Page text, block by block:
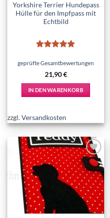
Yorkshire Terrier Hundepass
Hülle für den Impfpass mit
Echtbild
mit5von
geprüfte Gesamtbewertungen
21,90€
IN DEN WARENKORB
zzgl.Versandkosten
Add to
wishlist